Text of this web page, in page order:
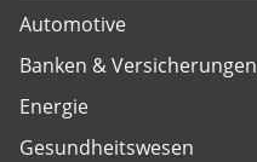
Automotive
Banken & Versicherungen
Energie
Gesundheitswesen